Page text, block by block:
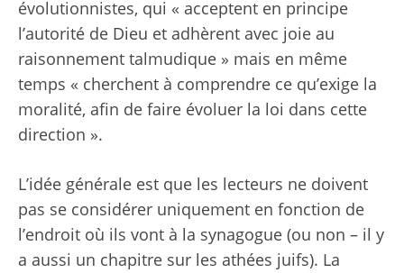
évolutionnistes, qui « acceptent en principe
l’autorité de Dieu et adhèrent avec joie au
raisonnement talmudique » mais en même
temps « cherchent à comprendre ce qu’exige la
moralité, afin de faire évoluer la loi dans cette
direction ».
L’idée générale est que les lecteurs ne doivent
pas se considérer uniquement en fonction de
l’endroit où ils vont à la synagogue (ou non – il y
a aussi un chapitre sur les athées juifs). La